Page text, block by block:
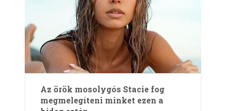
Az örök mosolygós Stacie fog
megmelegíteni minket ezen a